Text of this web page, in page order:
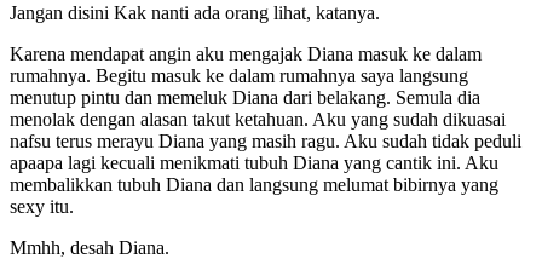
Jangan disini Kak nanti ada orang lihat, katanya.
Karena mendapat angin aku mengajak Diana masuk ke dalam
rumahnya. Begitu masuk ke dalam rumahnya saya langsung
menutup pintu dan memeluk Diana dari belakang. Semula dia
menolak dengan alasan takut ketahuan. Aku yang sudah dikuasai
nafsu terus merayu Diana yang masih ragu. Aku sudah tidak peduli
apaapa lagi kecuali menikmati tubuh Diana yang cantik ini. Aku
membalikkan tubuh Diana dan langsung melumat bibirnya yang
sexy itu.
Mmhh, desah Diana.